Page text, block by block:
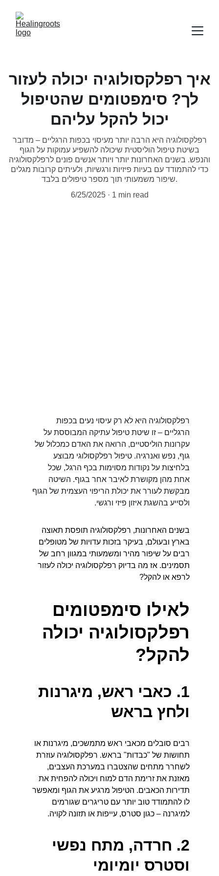
איך רפלקסולוגיה יכולה לעזור
לך? סימפטומים שהטיפול
יכול להקל עליהם
רפלקסולוגיה היא הרבה יותר מעיסוי בכפות הרגליים – מדובר
בשיטת טיפול הוליסטית שיכולה להשפיע עמוקות על הגוף
והנפש. בשנים האחרונות יותר ויותר אנשים פונים לרפלקסולוגיה
כדי להתמודד עם בעיות פיזיות ורגשיות, ולעיתים קרובות מגלים
שיפור משמעותי תוך מספר טיפולים בלבד.
6/25/2025
1 min read
רפלקסולוגיה היא לא רק עיסוי נעים בכפות
הרגליים – זו שיטת טיפול עתיקה המבוססת על
עקרונות הוליסטיים, הרואה את האדם כמכלול של
גוף, נפש ואנרגיה. טיפול רפלקסולוגי מבוצע
בלחיצות על נקודות מסוימות בכף הרגל, שכל
אחת מהן מקושרת לאיבר אחר בגוף. השיטה
מבקשת לעורר את יכולת הריפוי העצמית של הגוף
ולסייע בהשגת איזון פיזי ורגשי.
בשנים האחרונות, רפלקסולוגיה תופסת תאוצה
בארץ ובעולם, בעיקר בזכות עדויות של מטופלים
רבים על שיפור מהיר ומשמעותי במגוון רחב של
תסמינים. אז מה בדיוק רפלקסולוגיה יכולה לעזור
לרפא או להקל?
לאילו סימפטומים
רפלקסולוגיה יכולה
להקל?
1. כאבי ראש, מיגרנות
ולחץ בראש
רבים סובלים מכאבי ראש מתמשכים, מיגרנות או
תחושות של "כבדות" בראש. רפלקסולוגיה עוזרת
לשחרר מתחים שהצטברו במערכת העצבים,
מאזנת את זרימת הדם למוח ויכולה להפחית את
תדירות הכאבים. הטיפול מרגיע את הגוף ומאפשר
לו להתמודד טוב יותר עם טריגרים שגורמים
למיגרנה – כגון סטרס, עייפות או תזונה לקויה.
2. חרדה, מתח נפשי
וסטרס יומיומי